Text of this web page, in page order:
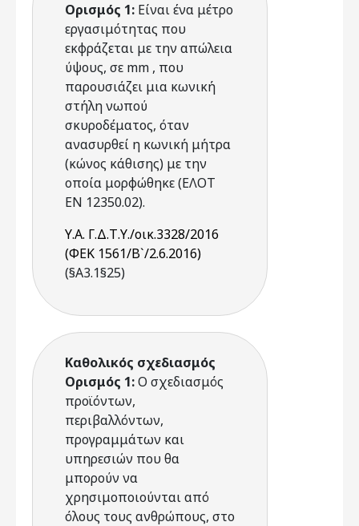
Ορισμός 1: Είναι ένα μέτρο
εργασιμότητας που
εκφράζεται με την απώλεια
ύψους, σε mm , που
παρουσιάζει μια κωνική
στήλη νωπού
σκυροδέματος, όταν
ανασυρθεί η κωνική μήτρα
(κώνος κάθισης) με την
οποία μορφώθηκε (ΕΛΟΤ
ΕΝ 12350.02).
Υ.Α. Γ.Δ.Τ.Υ./οικ.3328/2016
(ΦΕΚ 1561/Β`/2.6.2016)
(§Α3.1§25)
Καθολικός σχεδιασμός
Ορισμός 1:Ο σχεδιασμός
προϊόντων,
περιβαλλόντων,
προγραμμάτων και
υπηρεσιών που θα
μπορούν να
χρησιμοποιούνται από
όλους τους ανθρώπους, στο